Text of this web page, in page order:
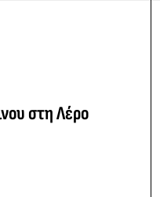
στη Λέρο